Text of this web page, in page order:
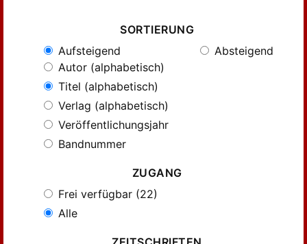
SORTIERUNG
Aufsteigend
Absteigend
Autor (alphabetisch)
Titel (alphabetisch)
Verlag (alphabetisch)
Veröffentlichungsjahr
Bandnummer
ZUGANG
Frei verfügbar (22)
Alle